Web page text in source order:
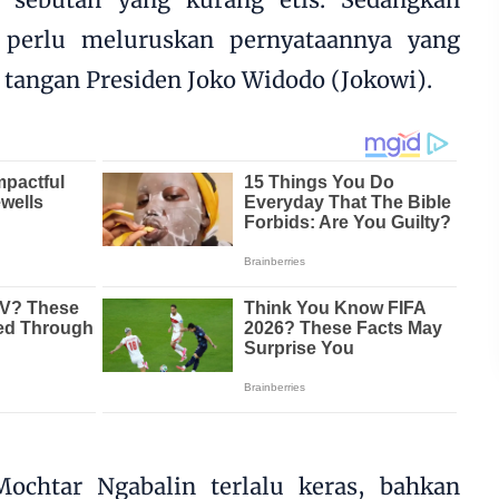
meluruskan pernyataannya yang
Presiden Joko Widodo (Jokowi).
Ngabalin terlalu keras, bahkan